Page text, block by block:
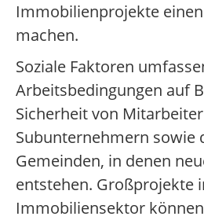
Immobilienprojekte
machen.
Soziale Faktoren
Arbeitsbedingungen auf
Sicherheit von
Subunternehmern sowie
Gemeinden, in denen
entstehen. Großprojekte
Immobiliensektor